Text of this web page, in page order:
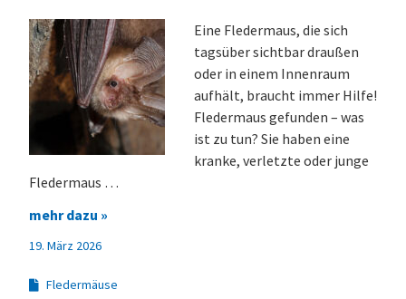
Eine Fledermaus, die sich
tagsüber sichtbar draußen
oder in einem Innenraum
aufhält, braucht immer Hilfe!
Fledermaus gefunden – was
ist zu tun? Sie haben eine
kranke, verletzte oder junge
Fledermaus …
mehr dazu »
19. März 2026
Fledermäuse